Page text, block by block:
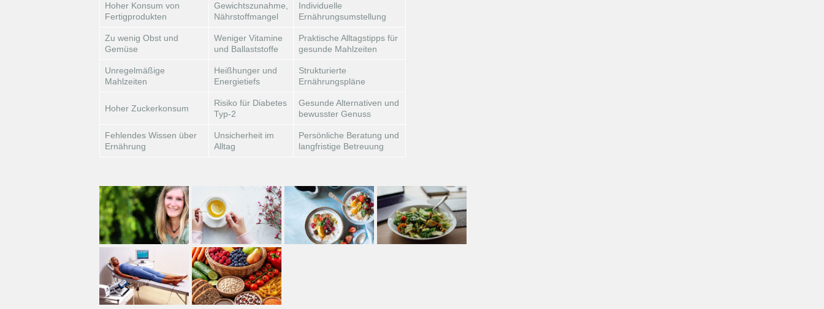
Hoher Konsum von
Fertigprodukten
Gewichtszunahme,
Nährstoffmangel
Individuelle
Ernährungsumstellung
Zu wenig Obst und
Gemüse
Weniger Vitamine
und Ballaststoffe
Praktische Alltagstipps für
gesunde Mahlzeiten
Unregelmäßige
Mahlzeiten
Heißhunger und
Energietiefs
Strukturierte
Ernährungspläne
Hoher Zuckerkonsum
Risiko für Diabetes
Typ-2
Gesunde Alternativen und
bewusster Genuss
Fehlendes Wissen über
Ernährung
Unsicherheit im
Alltag
Persönliche Beratung und
langfristige Betreuung